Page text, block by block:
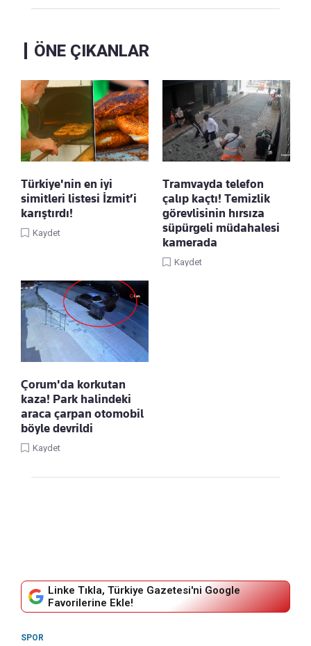
ÖNE ÇIKANLAR
Türkiye'nin en iyi
simitleri listesi İzmit’i
karıştırdı!
Kaydet
Tramvayda telefon
çalıp kaçtı! Temizlik
görevlisinin hırsıza
süpürgeli müdahalesi
kamerada
Kaydet
Çorum'da korkutan
kaza! Park halindeki
araca çarpan otomobil
böyle devrildi
Kaydet
Linke Tıkla, Türkiye Gazetesi'ni Google
Favorilerine Ekle!
SPOR